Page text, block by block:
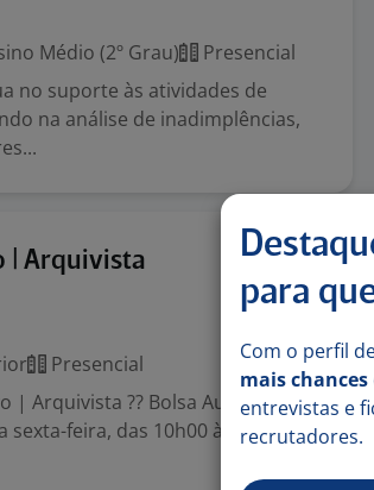
Médio (2º Grau)
Presencial
no suporte às atividades de
na análise de inadimplências,
| Arquivista Ontem
Presencial
| Arquivista ?? Bolsa Auxílio: R$
sexta-feira, das 10h00 às 17h00 ??
para
Com o perfil
mais chances
entrevistas e
recrutadores.